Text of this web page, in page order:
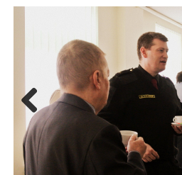
Previous